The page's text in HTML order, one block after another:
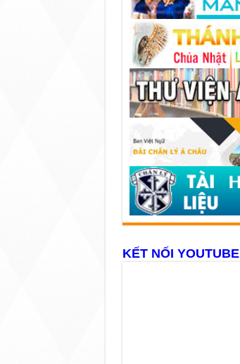
KẾT NỐI YOUTUBE